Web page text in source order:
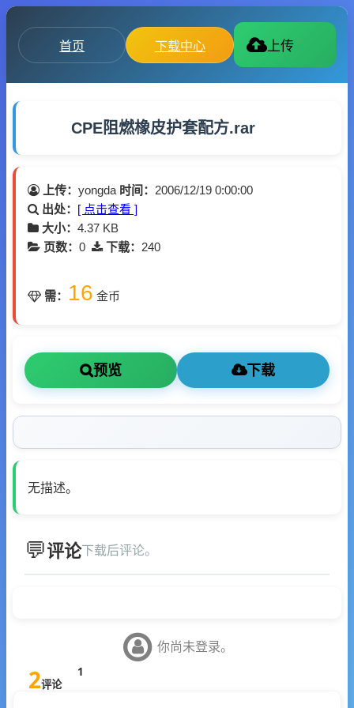
首页 下载中心 上传
CPE阻燃橡皮护套配方.rar
上传： yongda 时间： 2006/12/19 0:00:00
出处： [ 点击查看 ]
大小： 4.37 KB
页数： 0 下载： 240
需： 16 金币
预览 下载
无描述。
评论下载后评论。
你尚未登录。
2评论
1